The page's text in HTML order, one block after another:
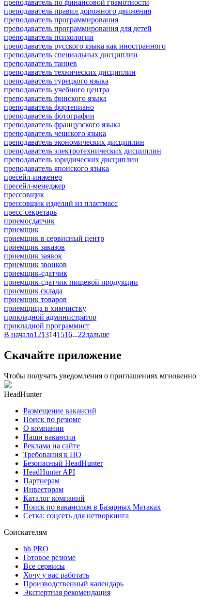
преподаватель по финансовой грамотности
преподаватель правил дорожного движения
преподаватель программирования
преподаватель программирования для детей
преподаватель психологии
преподаватель русского языка как иностранного
преподаватель специальных дисциплин
преподаватель танцев
преподаватель технических дисциплин
преподаватель турецкого языка
преподаватель учебного центра
преподаватель финского языка
преподаватель фортепиано
преподаватель фотографии
преподаватель французского языка
преподаватель чешского языка
преподаватель экономических дисциплин
преподаватель электротехнических дисциплин
преподаватель юридических дисциплин
преподаватель японского языка
пресейл-инженер
пресейл-менеджер
прессовщик
прессовщик изделий из пластмасс
пресс-секретарь
приемосдатчик
приемщик
приемщик в сервисный центр
приемщик заказов
приемщик заявок
приемщик звонков
приемщик-сдатчик
приемщик-сдатчик пищевой продукции
приемщик склада
приемщик товаров
приемщица в химчистку
прикладной администратор
прикладной программист
В начало1213141516...22дальше
Скачайте приложение
Чтобы получать уведомления о приглашениях мгновенно
HeadHunter
Размещение вакансий
Поиск по резюме
О компании
Наши вакансии
Реклама на сайте
Требования к ПО
Безопасный HeadHunter
HeadHunter API
Партнерам
Инвесторам
Каталог компаний
Поиск по вакансиям в Базарных Матаках
Сетка: соцсеть для нетворкинга
Соискателям
hh PRO
Готовое резюме
Все сервисы
Хочу у вас работать
Производственный календарь
Экспертная рекомендация